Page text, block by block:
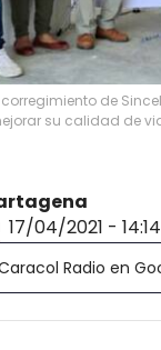
de
su calidad de
17/04/2021 - 14:14
Radio en